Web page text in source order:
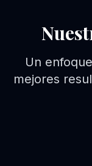
Un
mejores